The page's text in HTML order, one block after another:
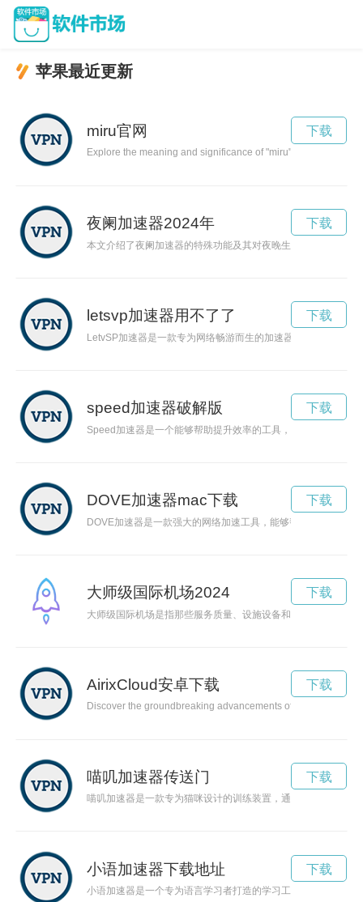
苹果最近更新
miru官网
Explore the meaning and significance of "miru" in Japanese
下载
夜阑加速器2024年
本文介绍了夜阑加速器的特殊功能及其对夜晚生活的积极影响。
下载
letsvp加速器用不了了
LetvSP加速器是一款专为网络畅游而生的加速器，能够提供稳
下载
speed加速器破解版
Speed加速器是一个能够帮助提升效率的工具，让你在工作和生
下载
DOVE加速器mac下载
DOVE加速器是一款强大的网络加速工具，能够帮助用户轻松
下载
大师级国际机场2024
大师级国际机场是指那些服务质量、设施设备和运营管理都达
下载
AirixCloud安卓下载
Discover the groundbreaking advancements offered by
下载
喵叽加速器传送门
喵叽加速器是一款专为猫咪设计的训练装置，通过科技手段提
下载
小语加速器下载地址
小语加速器是一个专为语言学习者打造的学习工具，可以帮助
下载